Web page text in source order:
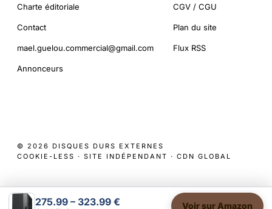
275.99 – 323.99 € Voir sur Amazon
Charte éditoriale
Contact
mael.guelou.commercial@gmail.com
Annonceurs
CGV / CGU
Plan du site
Flux RSS
© 2026 DISQUES DURS EXTERNES
COOKIE-LESS · SITE INDÉPENDANT · CDN GLOBAL